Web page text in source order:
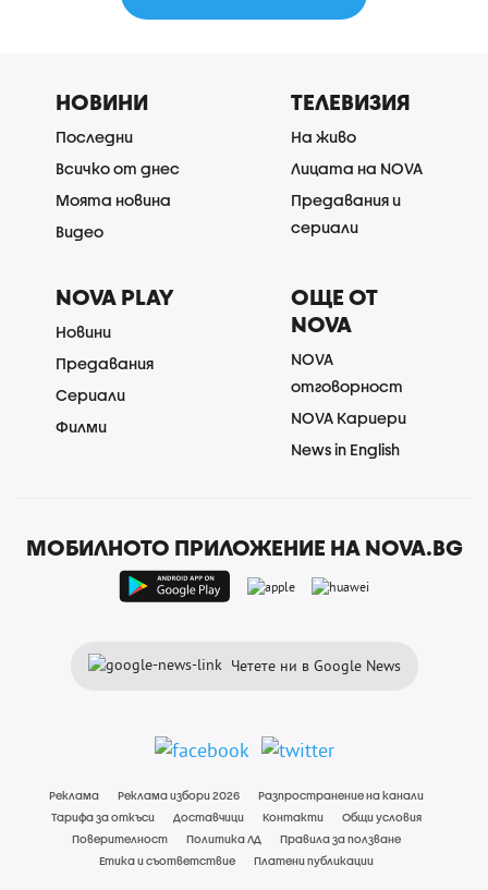
НОВИНИ
Последни
Всичко от днес
Моята новина
Видео
ТЕЛЕВИЗИЯ
На живо
Лицата на NOVA
Предавания и
сериали
NOVA PLAY
Новини
Предавания
Сериали
Филми
ОЩЕ ОТ
NOVA
NOVA
отговорност
NOVA Кариери
News in English
МОБИЛНОТО ПРИЛОЖЕНИЕ НА NOVA.BG
Четете ни в Google News
Реклама Реклама избори 2026
Разпространение на канали
Тарифа за откъси
Доставчици Контакти
Общи условия
Поверителност
Политика ЛД
Правила за ползване
Етика и съответствие
Платени публикации